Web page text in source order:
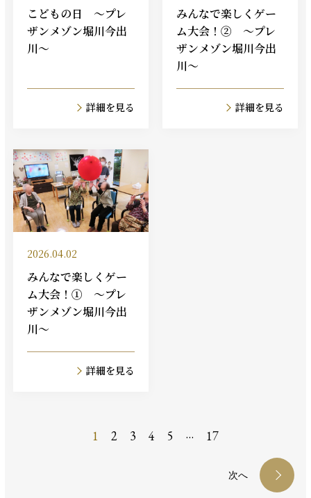
こどもの日 ～プレ
ザンメゾン堀川今出
川～
詳細を見る
みんなで楽しくゲー
ム大会！② ～プレ
ザンメゾン堀川今出
川～
詳細を見る
2026.04.02
みんなで楽しくゲー
ム大会！① ～プレ
ザンメゾン堀川今出
川～
詳細を見る
1 2 3 4 5 … 17
次へ